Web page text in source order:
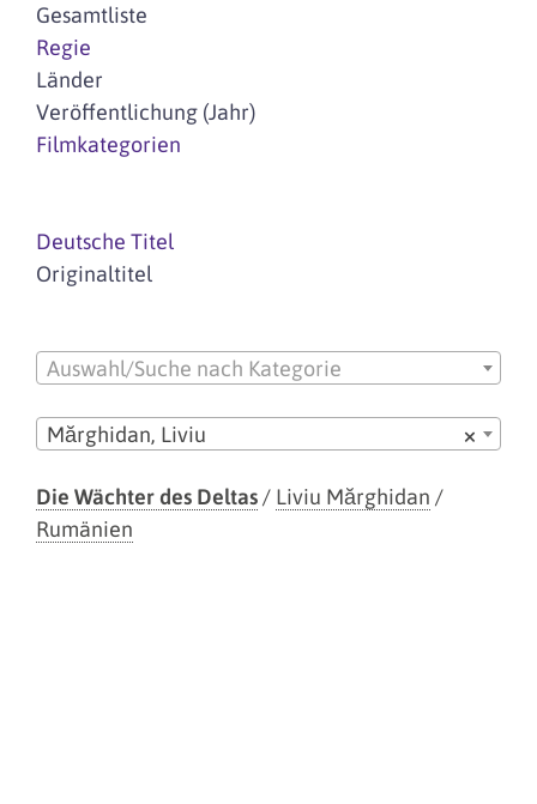
Gesamtliste
Regie
Länder
Veröffentlichung (Jahr)
Filmkategorien
Deutsche Titel
Originaltitel
Auswahl/Suche nach Kategorie
×
Mărghidan, Liviu
Die Wächter des Deltas/ Liviu Mărghidan /
Rumänien